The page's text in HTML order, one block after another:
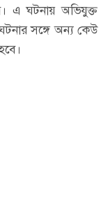
এ ঘটনায় অভিযুক্ত
সঙ্গে অন্য কেউ